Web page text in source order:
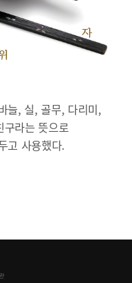
자
늘, 실, 골무, 다리미,
라는 뜻으로
고 사용했다.